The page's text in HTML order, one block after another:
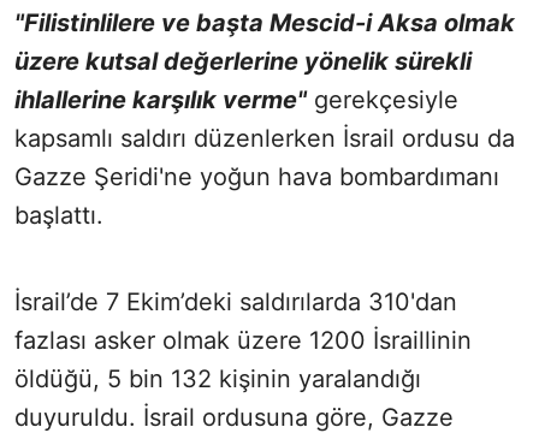
"Filistinlilere ve başta Mescid-i Aksa olmak
üzere kutsal değerlerine yönelik sürekli
ihlallerine karşılık verme"gerekçesiyle
kapsamlı saldırı düzenlerken İsrail ordusu da
Gazze Şeridi'ne yoğun hava bombardımanı
başlattı.
İsrail’de 7 Ekim’deki saldırılarda 310'dan
fazlası asker olmak üzere 1200 İsraillinin
öldüğü, 5 bin 132 kişinin yaralandığı
duyuruldu. İsrail ordusuna göre, Gazze